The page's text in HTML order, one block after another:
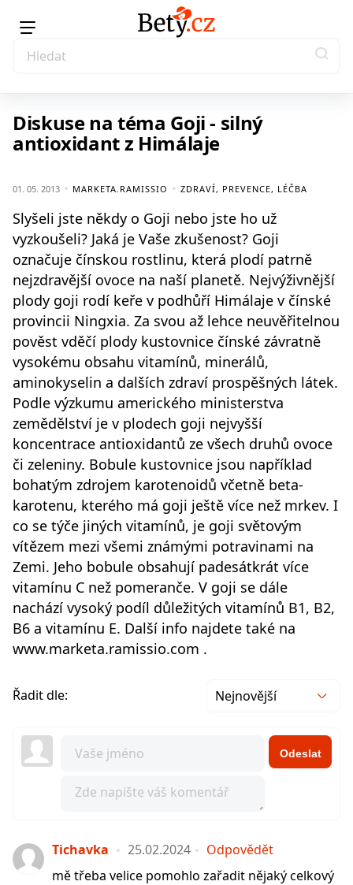
Diskuse na téma Goji - silný
antioxidant z Himálaje
01. 05. 2013 MARKETA.RAMISSIO ZDRAVÍ, PREVENCE, LÉČBA
Slyšeli jste někdy o Goji nebo jste ho už
vyzkoušeli? Jaká je Vaše zkušenost? Goji
označuje čínskou rostlinu, která plodí patrně
nejzdravější ovoce na naší planetě. Nejvýživnější
plody goji rodí keře v podhůří Himálaje v čínské
provincii Ningxia. Za svou až lehce neuvěřitelnou
pověst vděčí plody kustovnice čínské závratně
vysokému obsahu vitamínů, minerálů,
aminokyselin a dalších zdraví prospěšných látek.
Podle výzkumu amerického ministerstva
zemědělství je v plodech goji nejvyšší
koncentrace antioxidantů ze všech druhů ovoce
či zeleniny. Bobule kustovnice jsou například
bohatým zdrojem karotenoidů včetně beta-
karotenu, kterého má goji ještě více než mrkev. I
co se týče jiných vitamínů, je goji světovým
vítězem mezi všemi známými potravinami na
Zemi. Jeho bobule obsahují padesátkrát více
vitamínu C než pomeranče. V goji se dále
nachází vysoký podíl důležitých vitamínů B1, B2,
B6 a vitamínu E. Další info najdete také na
www.marketa.ramissio.com .
Řadit dle: Nejnovější
Odeslat
Tichavka 25.02.2024
Odpovědět
mě třeba velice pomohlo zařadit nějaký celkový